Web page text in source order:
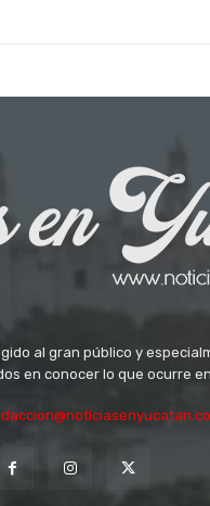
al gran público y
en conocer lo que ocurre